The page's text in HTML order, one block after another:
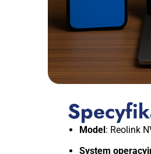
Model : Reolink
System